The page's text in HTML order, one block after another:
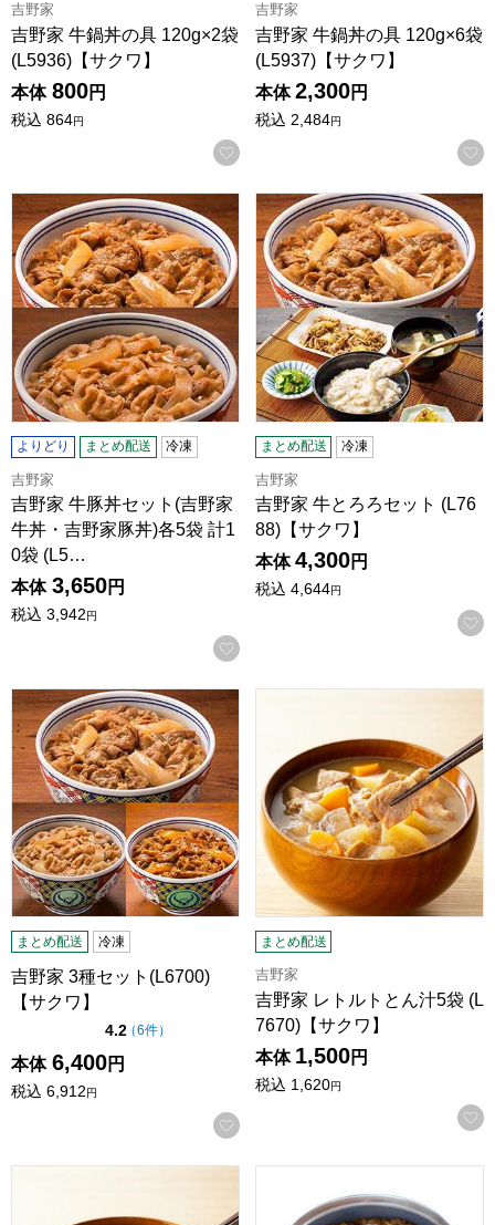
吉野家
吉野家 牛鍋丼の具 120g×2袋
(L5936)【サクワ】
本体 800円
税込 864円
お気に入りに登録する
吉野家
吉野家 牛鍋丼の具 120g×6袋
(L5937)【サクワ】
本体 2,300円
税込 2,484円
吉野家 牛豚丼セット(吉野家牛丼・吉野家豚丼)各5袋 計10袋
よりどり まとめ配送 冷凍
吉野家
吉野家 牛豚丼セット(吉野家
牛丼・吉野家豚丼)各5袋 計1
0袋 (L5…
本体 3,650円
税込 3,942円
お気に入りに登録する
吉野家 牛とろろセット
まとめ配送 冷凍
吉野家
吉野家 牛とろろセット (L76
88)【サクワ】
本体 4,300円
税込 4,644円
吉野家 3種セット(L6700)【サクワ】
まとめ配送 冷凍
吉野家 3種セット(L6700)
【サクワ】
4.2 点（5点満点中）
（6件の評価
）
本体 6,400円
税込 6,912円
お気に入りに登録する
まとめ配送
吉野家
吉野家 レトルトとん汁5袋 (L
7670)【サクワ】
本体 1,500円
税込 1,620円